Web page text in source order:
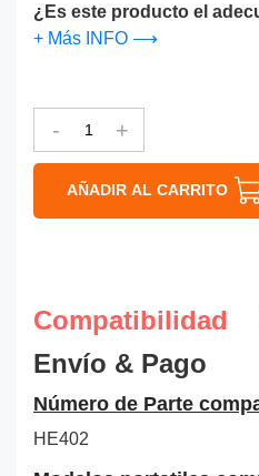
¿Es este producto el
+ Más INFO ⟶
- +
AÑADIR AL CARRITO
Compatibilidad
Envío & Pago
Número de Parte
HE402